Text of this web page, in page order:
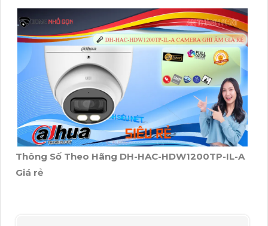
Thông Số Theo Hãng DH-HAC-HDW1200TP-IL-A
Giá rẻ